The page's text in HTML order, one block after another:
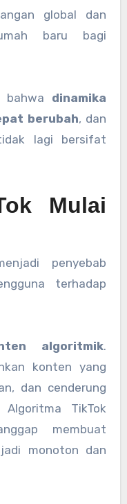
global dan
baru bagi
bahwa dinamika
berubah, dan
lagi bersifat
Mulai
penyebab
terhadap
algoritmik.
konten yang
dan cenderung
TikTok
membuat
monoton dan